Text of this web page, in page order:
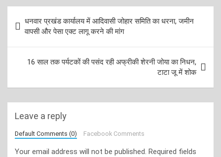
navigation
धनवार प्रखंड कार्यालय में आदिवासी जोहार समिति का धरना, जमीन
वापसी और पेसा एक्ट लागू करने की मांग
16 साल तक पर्यटकों की पसंद रही अफ्रीकी शेरनी जोया का निधन,
टाटा जू में शोक
Leave a reply
Default Comments (0) Facebook Comments
Your email address will not be published. Required fields